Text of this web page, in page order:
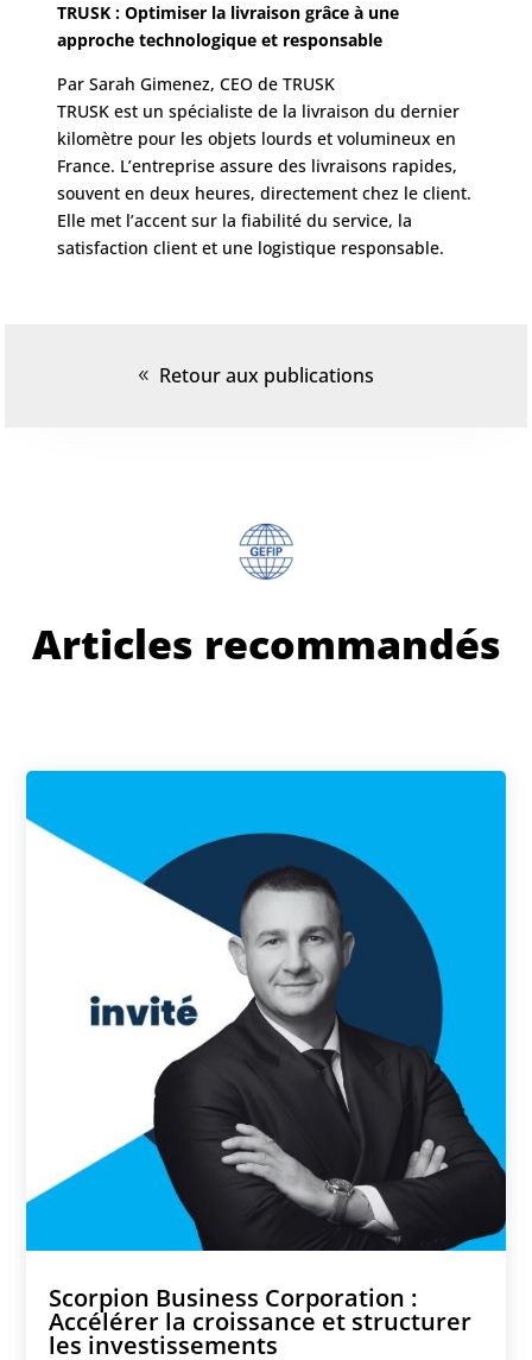
TRUSK : Optimiser la livraison grâce à une
approche technologique et responsable
Par Sarah Gimenez, CEO de TRUSK
TRUSK est un spécialiste de la livraison du dernier
kilomètre pour les objets lourds et volumineux en
France. L’entreprise assure des livraisons rapides,
souvent en deux heures, directement chez le client.
Elle met l’accent sur la fiabilité du service, la
satisfaction client et une logistique responsable.
Retour aux publications
Articles recommandés
Scorpion Business Corporation :
Accélérer la croissance et structurer
les investissements